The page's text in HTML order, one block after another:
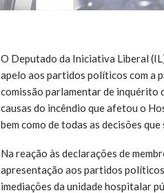
O Deputado da Iniciativa Liberal
apelo aos partidos políticos com a
comissão parlamentar de inquérito
causas do incêndio que afetou o
bem como de todas as decisões que
Na reação às declarações de
apresentação aos partidos
imediações da unidade hospitalar